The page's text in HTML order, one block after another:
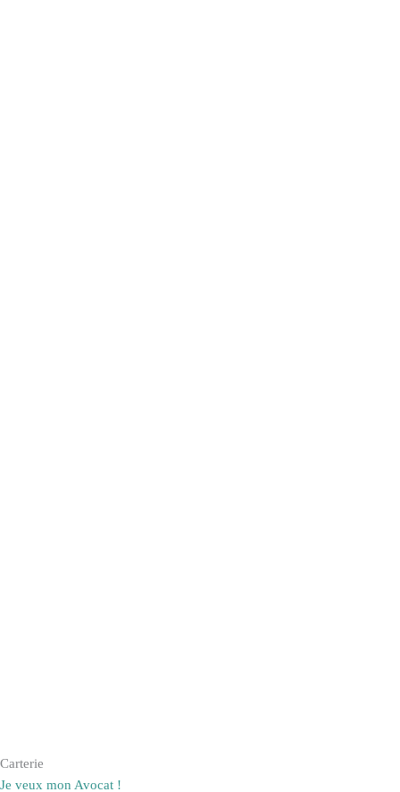
Carterie
Je veux mon Avocat !